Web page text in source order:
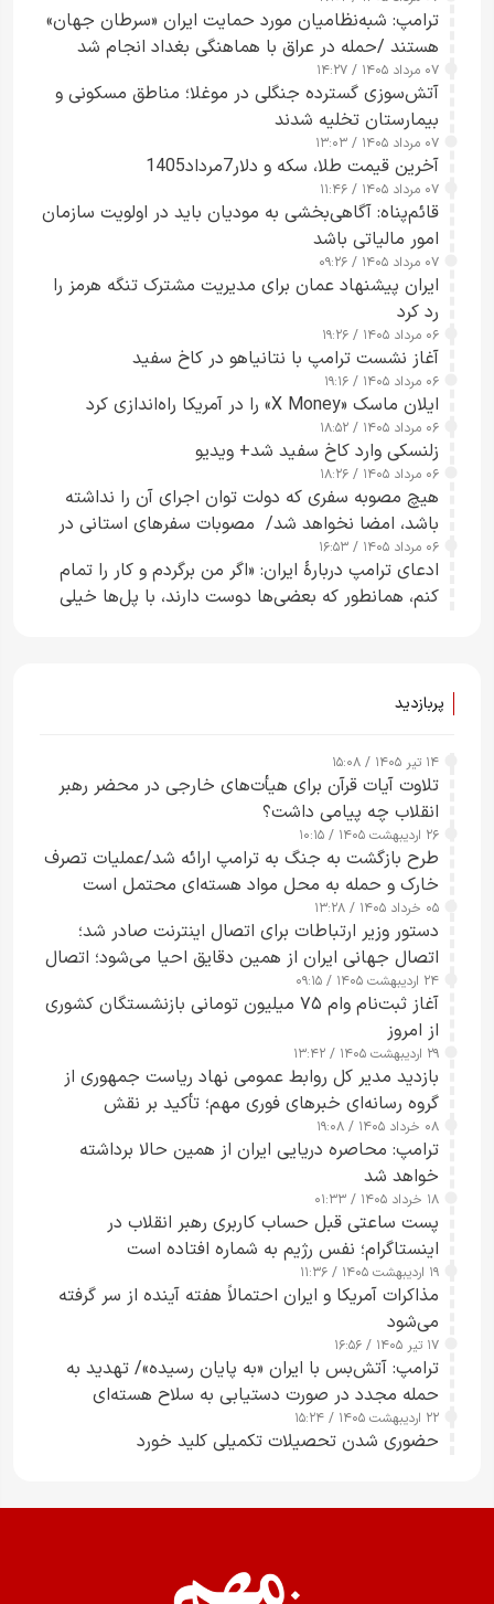
ترامپ: شبه‌نظامیان مورد حمایت ایران «سرطان جهان»
هستند /حمله در عراق با هماهنگی بغداد انجام شد
۰۷ مرداد ۱۴۰۵ / ۱۴:۲۷
آتش‌سوزی گسترده جنگلی در موغلا؛ مناطق مسکونی و
بیمارستان تخلیه شدند
۰۷ مرداد ۱۴۰۵ / ۱۳:۰۳
آخرین قیمت طلا، سکه و دلار7مرداد1405
۰۷ مرداد ۱۴۰۵ / ۱۱:۴۶
قائم‌پناه: آگاهی‌بخشی به مودیان باید در اولویت سازمان
امور مالیاتی باشد
۰۷ مرداد ۱۴۰۵ / ۰۹:۲۶
ایران پیشنهاد عمان برای مدیریت مشترک تنگه هرمز را
رد کرد
۰۶ مرداد ۱۴۰۵ / ۱۹:۲۶
آغاز نشست ترامپ با نتانیاهو در کاخ سفید
۰۶ مرداد ۱۴۰۵ / ۱۹:۱۶
ایلان ماسک «X Money» را در آمریکا راه‌اندازی کرد
۰۶ مرداد ۱۴۰۵ / ۱۸:۵۲
زلنسکی وارد کاخ سفید شد+ ویدیو
۰۶ مرداد ۱۴۰۵ / ۱۸:۲۶
هیچ مصوبه سفری که دولت توان اجرای آن را نداشته
باشد، امضا نخواهد شد/ مصوبات سفرهای استانی در
چارچوب قانون بودجه است+ عکس
۰۶ مرداد ۱۴۰۵ / ۱۶:۵۳
ادعای ترامپ دربارهٔ ایران: «اگر من برگردم و کار را تمام
کنم، همانطور که بعضی‌ها دوست دارند، با پل‌ها خیلی
پربازدید
۱۴ تیر ۱۴۰۵ / ۱۵:۰۸
تلاوت آیات قرآن برای هیأت‌های خارجی در محضر رهبر
انقلاب چه پیامی داشت؟
۲۶ اردیبهشت ۱۴۰۵ / ۱۰:۱۵
طرح‌ بازگشت به جنگ به ترامپ ارائه شد/عملیات تصرف
خارک و حمله به محل مواد هسته‌ای محتمل است
۰۵ خرداد ۱۴۰۵ / ۱۳:۲۸
دستور وزیر ارتباطات برای اتصال اینترنت صادر شد؛
اتصال جهانی ایران از همین دقایق احیا می‌شود؛ اتصال
کامل مردم تا ۲۴ ساعت آینده
۲۴ اردیبهشت ۱۴۰۵ / ۰۹:۱۵
آغاز ثبت‌نام وام ۷۵ میلیون تومانی بازنشستگان کشوری
از امروز
۲۹ اردیبهشت ۱۴۰۵ / ۱۳:۴۲
بازدید مدیر کل روابط عمومی نهاد ریاست جمهوری از
گروه رسانه‌ای خبرهای فوری مهم؛ تأکید بر نقش
رسانه‌های هوشمند و مسئول در ارتقای آگاهی عمومی
۰۸ خرداد ۱۴۰۵ / ۱۹:۰۸
ترامپ: محاصره دریایی ایران از همین حالا برداشته
خواهد شد
۱۸ خرداد ۱۴۰۵ / ۰۱:۳۳
پست ساعتی قبل حساب کاربری رهبر انقلاب در
اینستاگرام؛ نفس رژیم به شماره افتاده است​
۱۹ اردیبهشت ۱۴۰۵ / ۱۱:۳۶
مذاکرات آمریکا و ایران احتمالاً هفته آینده از سر گرفته
می‌شود
۱۷ تیر ۱۴۰۵ / ۱۶:۵۶
ترامپ: آتش‌بس با ایران «به پایان رسیده»/ تهدید به
حمله مجدد در صورت دستیابی به سلاح هسته‌ای
۲۲ اردیبهشت ۱۴۰۵ / ۱۵:۲۴
حضوری شدن تحصیلات تکمیلی کلید خورد